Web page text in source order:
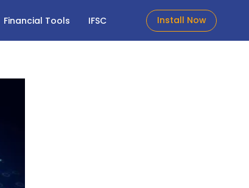
Financial Tools IFSC Install Now